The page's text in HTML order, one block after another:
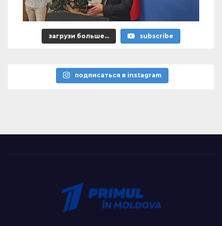
загрузи больше... subscribe
подписаться в instagram